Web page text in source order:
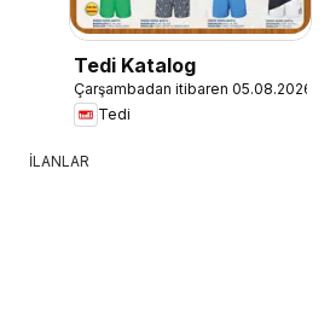
Tedi Katalog
Çarşambadan itibaren 05.08.2026
Tedi
İLANLAR